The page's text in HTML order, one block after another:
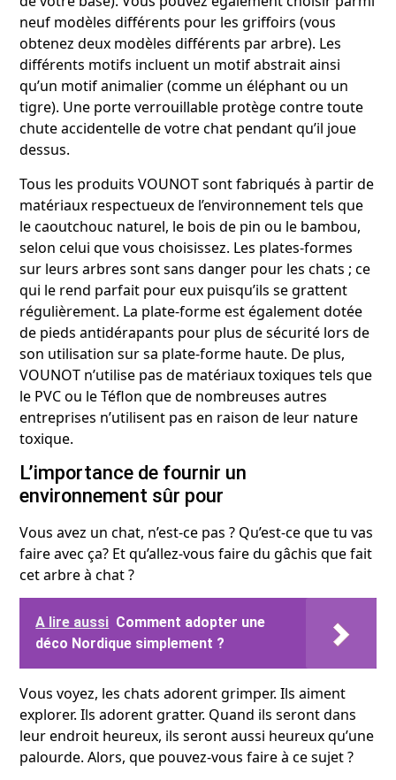
neuf modèles différents pour les griffoirs (vous
obtenez deux modèles différents par arbre). Les
différents motifs incluent un motif abstrait ainsi
qu’un motif animalier (comme un éléphant ou un
tigre). Une porte verrouillable protège contre toute
chute accidentelle de votre chat pendant qu’il joue
dessus.
Tous les produits VOUNOT sont fabriqués à partir de
matériaux respectueux de l’environnement tels que
le caoutchouc naturel, le bois de pin ou le bambou,
selon celui que vous choisissez. Les plates-formes
sur leurs arbres sont sans danger pour les chats ; ce
qui le rend parfait pour eux puisqu’ils se grattent
régulièrement. La plate-forme est également dotée
de pieds antidérapants pour plus de sécurité lors de
son utilisation sur sa plate-forme haute. De plus,
VOUNOT n’utilise pas de matériaux toxiques tels que
le PVC ou le Téflon que de nombreuses autres
entreprises n’utilisent pas en raison de leur nature
toxique.
L’importance de fournir un
environnement sûr pour
Vous avez un chat, n’est-ce pas ? Qu’est-ce que tu vas
faire avec ça? Et qu’allez-vous faire du gâchis que fait
cet arbre à chat ?
A lire aussi Comment adopter une
déco Nordique simplement ?
Vous voyez, les chats adorent grimper. Ils aiment
explorer. Ils adorent gratter. Quand ils seront dans
leur endroit heureux, ils seront aussi heureux qu’une
palourde. Alors, que pouvez-vous faire à ce sujet ?